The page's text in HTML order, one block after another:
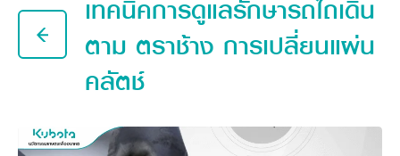
PRODUCTS
Tractor
เทคนิคการดูแลรักษารถไถเดิน
ตาม ตราช้าง การเปลี่ยนแผ่น
คลัตช์